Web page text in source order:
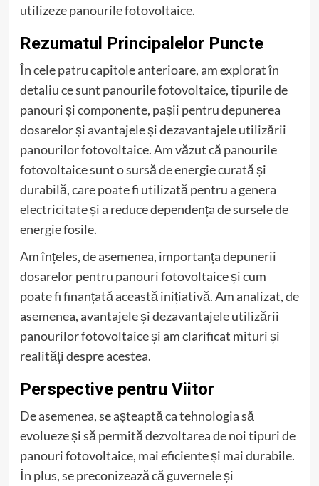
utilizeze panourile fotovoltaice.
Rezumatul Principalelor Puncte
În cele patru capitole anterioare, am explorat în
detaliu ce sunt panourile fotovoltaice, tipurile de
panouri și componente, pașii pentru depunerea
dosarelor și avantajele și dezavantajele utilizării
panourilor fotovoltaice. Am văzut că panourile
fotovoltaice sunt o sursă de energie curată și
durabilă, care poate fi utilizată pentru a genera
electricitate și a reduce dependența de sursele de
energie fosile.
Am înțeles, de asemenea, importanța depunerii
dosarelor pentru panouri fotovoltaice și cum
poate fi finanțată această inițiativă. Am analizat, de
asemenea, avantajele și dezavantajele utilizării
panourilor fotovoltaice și am clarificat mituri și
realități despre acestea.
Perspective pentru Viitor
De asemenea, se așteaptă ca tehnologia să
evolueze și să permită dezvoltarea de noi tipuri de
panouri fotovoltaice, mai eficiente și mai durabile.
În plus, se preconizează că guvernele și